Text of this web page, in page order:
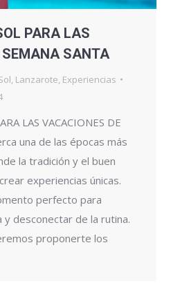
PARA LAS
SANTA
Lanzarote Experiencias
LAS VACACIONES DE
una de las épocas más
la tradición y el buen
experiencias únicas.
perfecto para
y desconectar de la rutina.
proponerte los